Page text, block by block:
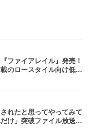
ファイアレイル』発売！
のロースタイル向け低型
れたと思ってやってみて
だけ」突破ファイル放送で